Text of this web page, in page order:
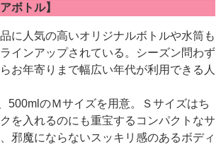
ボトル】
に人気の高いオリジナルボトルや水筒も
インアップされている。シーズン問わず
お年寄りまで幅広い年代が利用できる人
500mlのＭサイズを用意。Ｓサイズはち
を入れるのにも重宝するコンパクトなサ
邪魔にならないスッキリ感のあるボディ